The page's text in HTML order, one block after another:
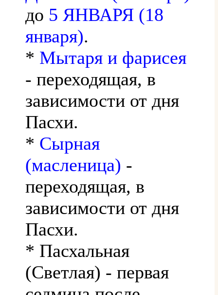
до 5 ЯНВАРЯ (18
января).
* Мытаря и фарисея
- переходящая, в
зависимости от дня
Пасхи.
* Сырная
(масленица) -
переходящая, в
зависимости от дня
Пасхи.
* Пасхальная
(Светлая) - первая